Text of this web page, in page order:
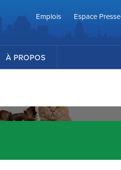
Emplois
Espace Presse
À PROPOS